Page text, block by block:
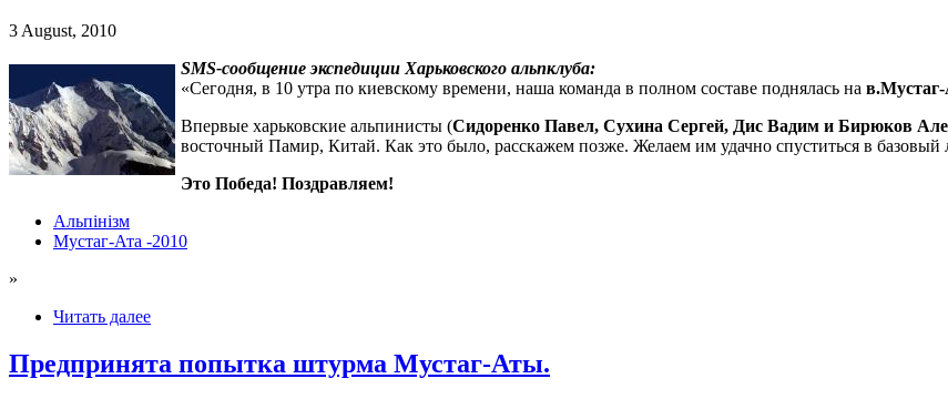
3 August, 2010
SMS-сообщение экспедиции Харьковского альпклуба:
«Сегодня, в 10 утра по киевскому времени, наша команда в полном составе поднялась на в.Мустаг-
Впервые харьковские альпинисты (Сидоренко Павел, Сухина Сергей, Дис Вадим и Бирюков
восточный Памир, Китай. Как это было, расскажем позже. Желаем им удачно спуститься в базовый
Это Победа! Поздравляем!
Альпінізм
Мустаг-Ата -2010
»
Читать далее
Предпринята попытка штурма Мустаг-Аты.